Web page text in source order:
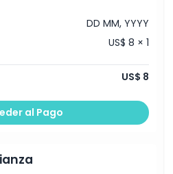
DD MM, YYYY
US$ 8 × 1
US$ 8
al Pago